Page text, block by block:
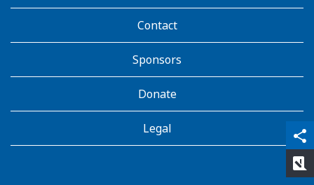
share
qr_code_scanner
content_copy
Contact
Sponsors
Donate
Legal
rate_review